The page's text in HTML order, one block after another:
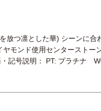
放つ凛とした華) シーンに
モンド使用センタースト
記号説明： PT: プラチナ